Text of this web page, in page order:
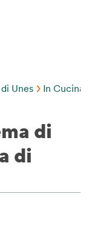
Unes
In Cucina
di
di